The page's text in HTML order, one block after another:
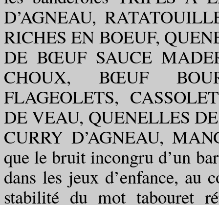
D’AGNEAU,
RICHES EN BOEUF,
DE BŒUF SAUCE
CHOUX, BŒUF
FLAGEOLETS,
DE VEAU, QUENELLES
CURRY D’AGNEAU,
que le bruit incongru d’un
dans les jeux d’enfance, au
stabilité du mot tabouret